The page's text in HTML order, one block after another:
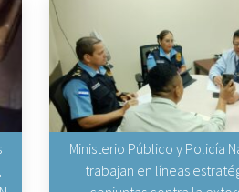
Ministerio Público y Policía
trabajan en líneas